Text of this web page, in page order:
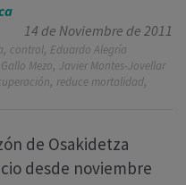
14 de Noviembre de 2011
, control, Eduardo Alegría
Mezo, Javier Montes-Jovellar
, reduce mortalidad,
de Osakidetza
desde noviembre